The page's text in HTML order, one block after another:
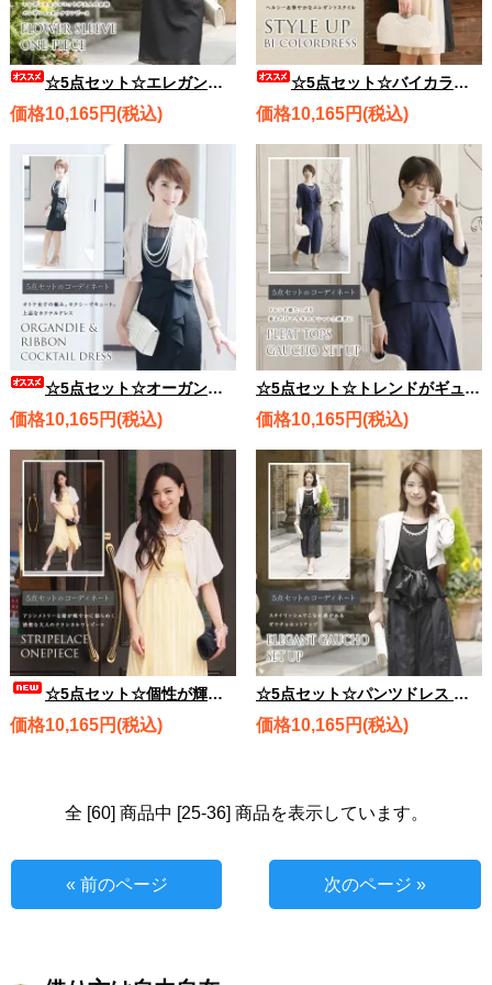
☆5点セット☆エレガントVネックワンピース、ボレロ、バッグ、ネックレス、ブレスレット rdset2154
価格10,165円(税込)
☆5点セット☆バイカラードレス、ローズモチーフボレロ、バッグ、ネックレス、ブレスレット rdset1284
価格10,165円(税込)
☆5点セット☆オーガンジー＆リボン カクテルドレス、ジャケット風ボレロ、ショルダーバッグ、ネックレス、ブレスレット rdset1712
価格10,165円(税込)
☆5点セット☆トレンドがギュッと詰まったパンツドレス♪ プリーツトップスガウチョセットアップ、バッグ、選べるネックレス、ブレスレット rdset2599
価格10,165円(税込)
☆5点セット☆個性が輝く可憐なドレス ストライプレースワンピース、ローズモチーフボレロ、バッグ、ネックレス、ブレスレット rdset1615
価格10,165円(税込)
☆5点セット☆パンツドレス エレガントガウチョセットアップ、ハンサムボレロ、バッグ、ネックレス、ブレスレット rdset1852
価格10,165円(税込)
全 [60] 商品中 [25-36] 商品を表示しています。
« 前のページ 次のページ »